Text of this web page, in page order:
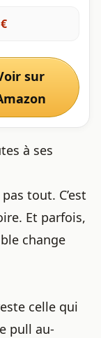
et 5
Jouet
sur
à ses
tout. C’est
Et parfois,
change
celle qui
pull au-